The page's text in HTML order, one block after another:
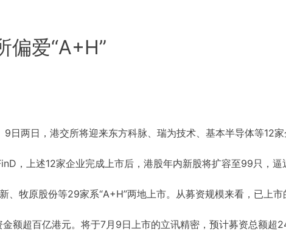
偏爱“A+H”
日两日，港交所将迎来东方科脉、瑞为技术、基本半导体等12
，上述12家企业完成上市后，港股年内新股将扩容至99只，逼
、牧原股份等29家系“A+H”两地上市。从募资规模来看，已上市
额超百亿港元。将于7月9日上市的立讯精密，预计募资总额超